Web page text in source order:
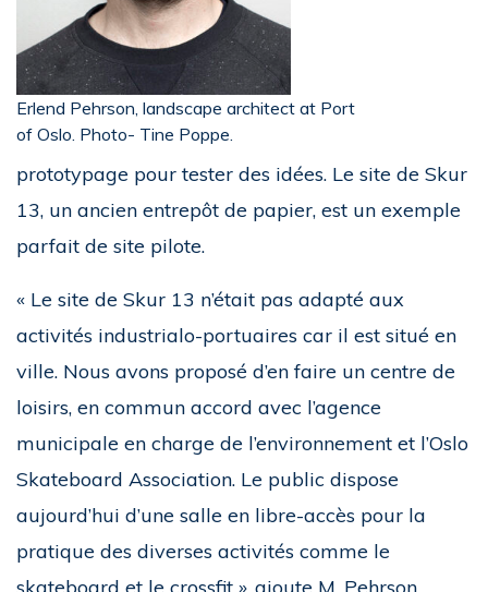
Erlend Pehrson, landscape architect at Port
of Oslo. Photo- Tine Poppe.
prototypage pour tester des idées. Le site de Skur
13, un ancien entrepôt de papier, est un exemple
parfait de site pilote.
« Le site de Skur 13 n’était pas adapté aux
activités industrialo-portuaires car il est situé en
ville. Nous avons proposé d’en faire un centre de
loisirs, en commun accord avec l’agence
municipale en charge de l’environnement et l’Oslo
Skateboard Association. Le public dispose
aujourd’hui d’une salle en libre-accès pour la
pratique des diverses activités comme le
skateboard et le crossfit », ajoute M. Pehrson.